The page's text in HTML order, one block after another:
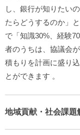
し、銀行が知りたい
たらどうするのか」
で「知識30%、経験
者のうちは、協議会
積もりを計画に盛り
とができます 。
地域貢献・社会課題